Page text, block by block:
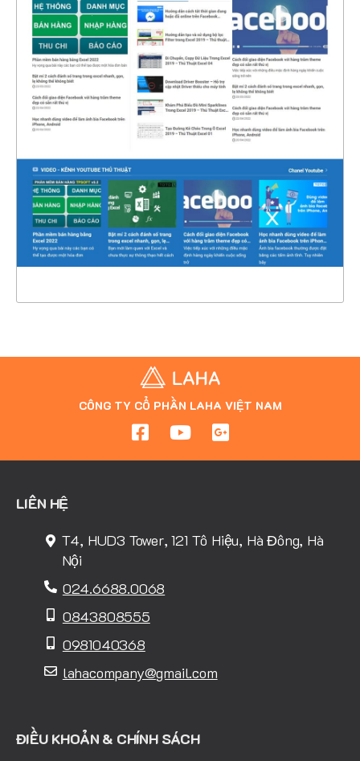
47161
CHI TIẾT
XEM THỰC TẾ
CÔNG TY CỔ PHẦN LAHA VIỆT NAM
LIÊN HỆ
T4, HUD3 Tower, 121 Tô Hiệu, Hà Đông, Hà
Nội
024.6688.0068
0843808555
0981040368
lahacompany@gmail.com
ĐIỀU KHOẢN & CHÍNH SÁCH